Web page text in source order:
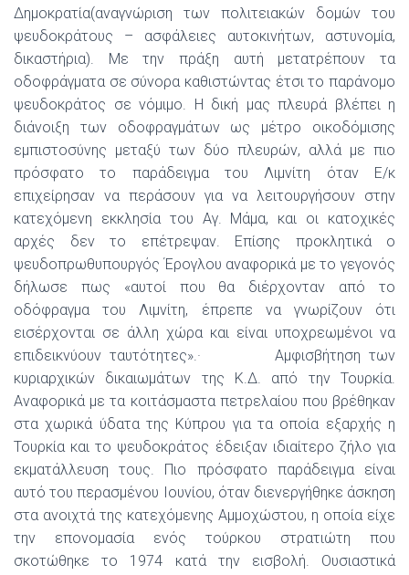
Δημοκρατία(αναγνώριση των πολιτειακών δομών του
ψευδοκράτους – ασφάλειες αυτοκινήτων, αστυνομία,
δικαστήρια). Με την πράξη αυτή μετατρέπουν τα
οδοφράγματα σε σύνορα καθιστώντας έτσι το παράνομο
ψευδοκράτος σε νόμιμο. Η δική μας πλευρά βλέπει η
διάνοιξη των οδοφραγμάτων ως μέτρο οικοδόμισης
εμπιστοσύνης μεταξύ των δύο πλευρών, αλλά με πιο
πρόσφατο το παράδειγμα του Λιμνίτη όταν Ε/κ
επιχείρησαν να περάσουν για να λειτουργήσουν στην
κατεχόμενη εκκλησία του Αγ. Μάμα, και οι κατοχικές
αρχές δεν το επέτρεψαν. Επίσης προκλητικά ο
ψευδοπρωθυπουργός Έρογλου αναφορικά με το γεγονός
δήλωσε πως «αυτοί που θα διέρχονταν από το
οδόφραγμα του Λιμνίτη, έπρεπε να γνωρίζουν ότι
εισέρχονται σε άλλη χώρα και είναι υποχρεωμένοι να
επιδεικνύουν ταυτότητες».· Αμφισβήτηση των
κυριαρχικών δικαιωμάτων της Κ.Δ. από την Τουρκία.
Αναφορικά με τα κοιτάσμαστα πετρελαίου που βρέθηκαν
στα χωρικά ύδατα της Κύπρου για τα οποία εξαρχής η
Τουρκία και το ψευδοκράτος έδειξαν ιδιαίτερο ζήλο για
εκματάλλευση τους. Πιο πρόσφατο παράδειγμα είναι
αυτό του περασμένου Ιουνίου, όταν διενεργήθηκε άσκηση
στα ανοιχτά της κατεχόμενης Αμμοχώστου, η οποία είχε
την επονομασία ενός τούρκου στρατιώτη που
σκοτώθηκε το 1974 κατά την εισβολή. Ουσιαστικά